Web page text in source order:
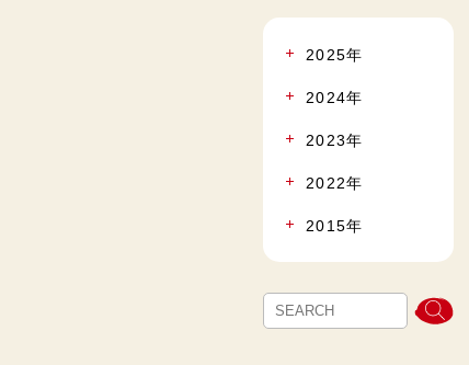
2025年
2024年
2023年
2022年
2015年